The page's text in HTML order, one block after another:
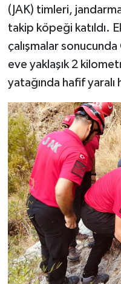
(JAK) timleri,
takip köpeği katıldı.
çalışmalar
eve yaklaşık 2
yatağında hafif yaralı